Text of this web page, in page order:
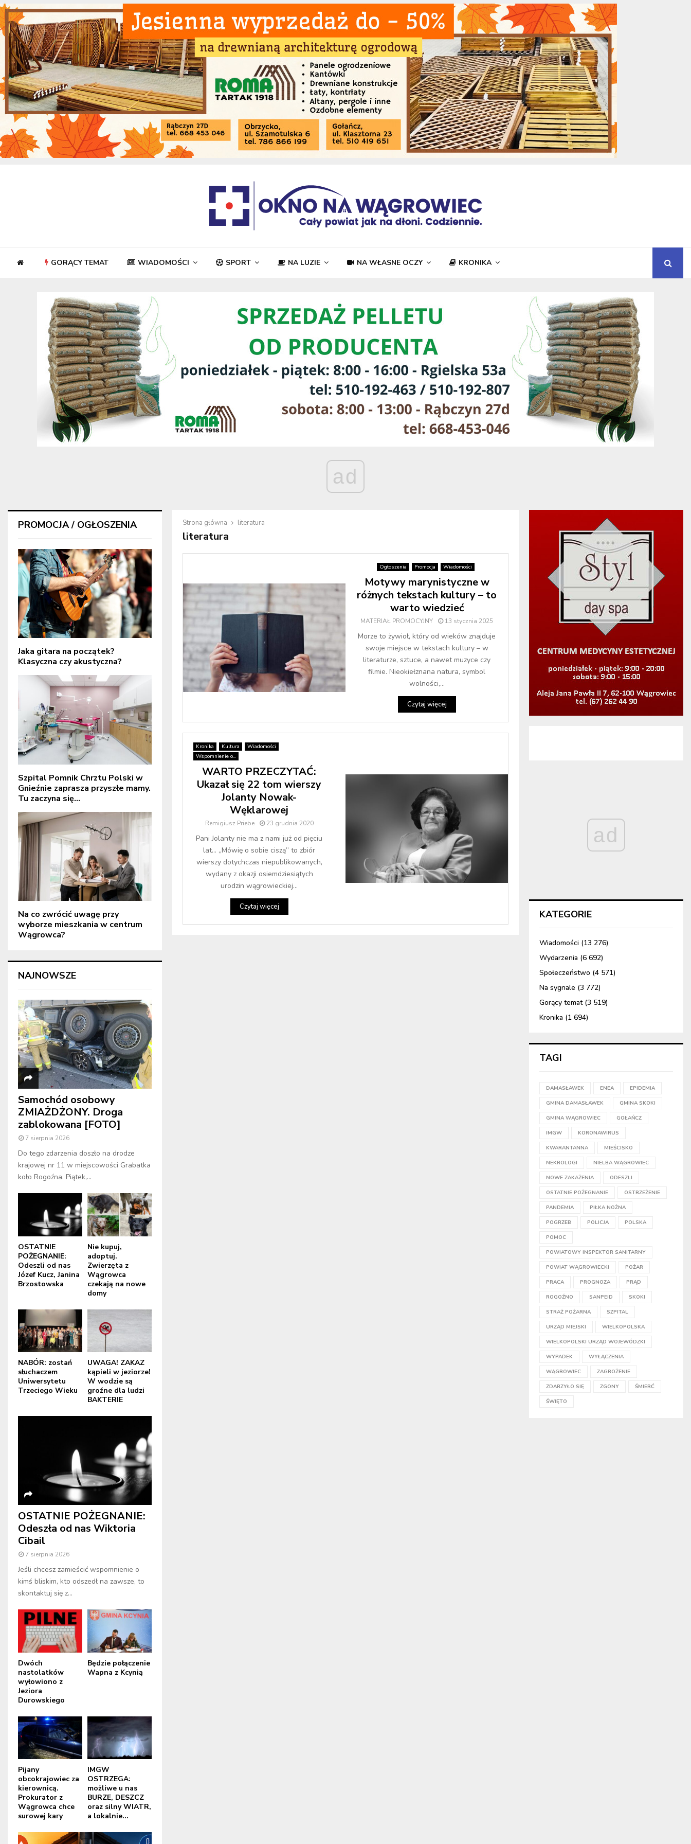
GORĄCY TEMAT WIADOMOŚCI SPORT NA LUZIE NA WŁASNE OCZY KRONIKA
ad
Strona główna literatura
literatura
Ogłoszenia Promocja Wiadomości
Motywy marynistyczne w
różnych tekstach kultury – to
warto wiedzieć
MATERIAŁ PROMOCYJNY 13 stycznia 2025
Morze to żywioł, który od wieków znajduje
swoje miejsce w tekstach kultury – w
literaturze, sztuce, a nawet muzyce czy
filmie. Nieokiełznana natura, symbol
wolności,...
Czytaj więcej
Kronika Kultura
Wiadomości
Wspomnienie o...
WARTO PRZECZYTAĆ:
Ukazał się 22 tom wierszy
Jolanty Nowak-
Węklarowej
Remigiusz Priebe 23 grudnia 2020
Pani Jolanty nie ma z nami już od pięciu
lat… „Mówię o sobie ciszą” to zbiór
wierszy dotychczas niepublikowanych,
wydany z okazji osiemdziesiątych
urodzin wągrowieckiej...
Czytaj więcej
PROMOCJA / OGŁOSZENIA
Jaka gitara na początek?
Klasyczna czy akustyczna?
Szpital Pomnik Chrztu Polski w
Gnieźnie zaprasza przyszłe mamy.
Tu zaczyna się...
Na co zwrócić uwagę przy
wyborze mieszkania w centrum
Wągrowca?
NAJNOWSZE
Samochód osobowy
ZMIAŻDŻONY. Droga
zablokowana [FOTO]
7 sierpnia 2026
Do tego zdarzenia doszło na drodze
krajowej nr 11 w miejscowości Grabatka
koło Rogoźna. Piątek,...
OSTATNIE
POŻEGNANIE:
Odeszli od nas
Józef Kucz, Janina
Brzostowska
Nie kupuj,
adoptuj.
Zwierzęta z
Wągrowca
czekają na nowe
domy
NABÓR: zostań
słuchaczem
Uniwersytetu
Trzeciego Wieku
UWAGA! ZAKAZ
kąpieli w jeziorze!
W wodzie są
groźne dla ludzi
BAKTERIE
OSTATNIE POŻEGNANIE:
Odeszła od nas Wiktoria
Cibail
7 sierpnia 2026
Jeśli chcesz zamieścić wspomnienie o
kimś bliskim, kto odszedł na zawsze, to
skontaktuj się z...
Dwóch
nastolatków
wyłowiono z
Jeziora
Durowskiego
Będzie połączenie
Wapna z Kcynią
Pijany
obcokrajowiec za
kierownicą.
Prokurator z
Wągrowca chce
surowej kary
IMGW
OSTRZEGA:
możliwe u nas
BURZE, DESZCZ
oraz silny WIATR,
a lokalnie...
ad
KATEGORIE
Wiadomości (13 276)
Wydarzenia (6 692)
Społeczeństwo (4 571)
Na sygnale (3 772)
Gorący temat(3 519)
Kronika (1 694)
TAGI
DAMASŁAWEK ENEA EPIDEMIA
GMINA DAMASŁAWEK GMINA SKOKI
GMINA WĄGROWIEC GOŁAŃCZ
IMGW KORONAWIRUS
KWARANTANNA MIEŚCISKO
NEKROLOGI NIELBA WĄGROWIEC
NOWE ZAKAŻENIA ODESZLI
OSTATNIE POŻEGNANIE OSTRZEŻENIE
PANDEMIA PIŁKA NOŻNA
POGRZEB POLICJA POLSKA
POMOC
POWIATOWY INSPEKTOR SANITARNY
POWIAT WĄGROWIECKI POŻAR
PRACA PROGNOZA PRĄD
ROGOŹNO SANPEID SKOKI
STRAŻ POŻARNA SZPITAL
URZĄD MIEJSKI WIELKOPOLSKA
WIELKOPOLSKI URZĄD WOJEWÓDZKI
WYPADEK WYŁĄCZENIA
WĄGROWIEC ZAGROŻENIE
ZDARZYŁO SIĘ ZGONY ŚMIERĆ
ŚWIĘTO